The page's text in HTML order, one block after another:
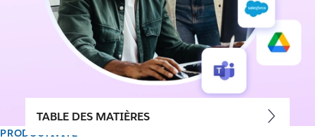
PRODUCTIVITÉ
TABLE DES MATIÈRES